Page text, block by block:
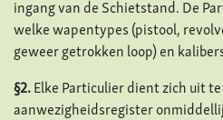
ingang van de Schietstand. De
welke wapentypes (pistool,
geweer getrokken loop) en
§2. Elke Particulier dient zich uit
aanwezigheidsregister